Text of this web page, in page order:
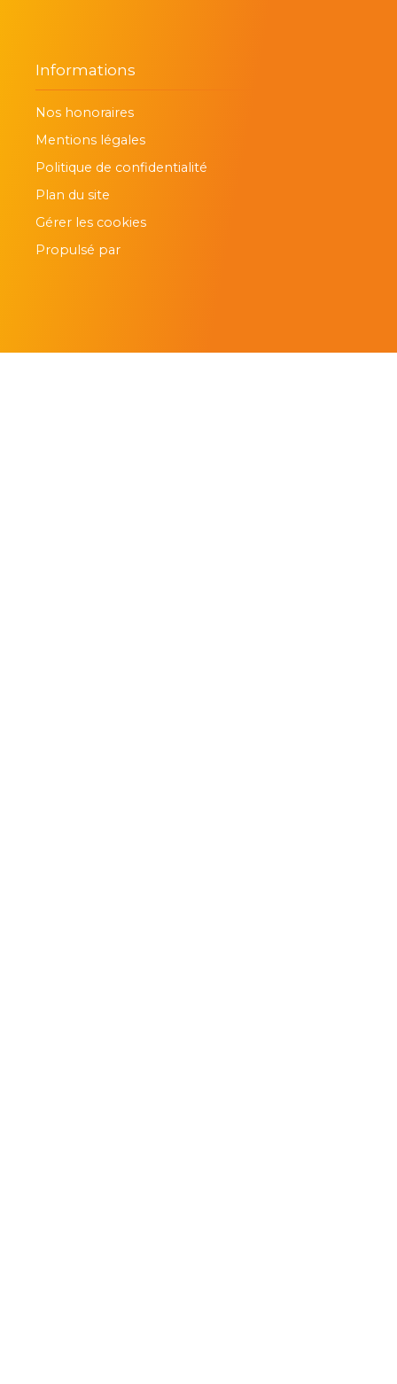
Informations
Nos honoraires
Mentions légales
Politique de confidentialité
Plan du site
Gérer les cookies
Propulsé par